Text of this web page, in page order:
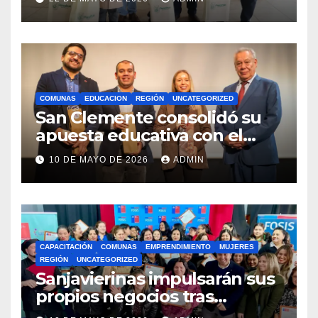
Royalty Minero
COMUNAS EDUCACION REGIÓN UNCATEGORIZED
San Clemente consolidó su
apuesta educativa con el
lanzamiento del
Preuniversitario Brotes 2026
10 DE MAYO DE 2026 ADMIN
CAPACITACIÓN COMUNAS EMPRENDIMIENTO
MUJERES
REGIÓN
UNCATEGORIZED
Sanjavierinas impulsarán sus
propios negocios tras